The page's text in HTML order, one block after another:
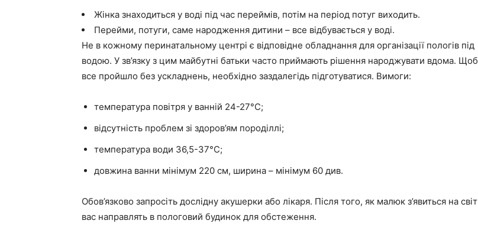
Жінка знаходиться у воді під час переймів, потім на період потуг виходить.
Перейми, потуги, саме народження дитини – все відбувається у воді.
Не в кожному перинатальному центрі є відповідне обладнання для організації пологів під
водою. У зв’язку з цим майбутні батьки часто приймають рішення народжувати вдома. Щоб
все пройшло без ускладнень, необхідно заздалегідь підготуватися. Вимоги:
температура повітря у ванній 24-27°С;
відсутність проблем зі здоров’ям породіллі;
температура води 36,5-37°С;
довжина ванни мінімум 220 см, ширина – мінімум 60 див.
Обов’язково запросіть дослідну акушерки або лікаря. Після того, як малюк з’явиться на світ
вас направлять в пологовий будинок для обстеження.